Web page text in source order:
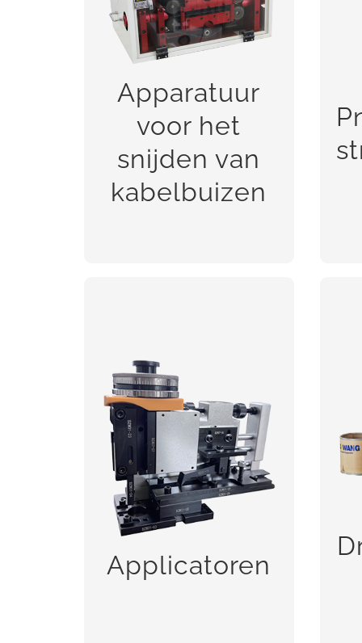
Apparatuur
voor het
snijden van
kabelbuizen
kabelbuizen
BEKIJK!
Applicatoren
Applicatoren